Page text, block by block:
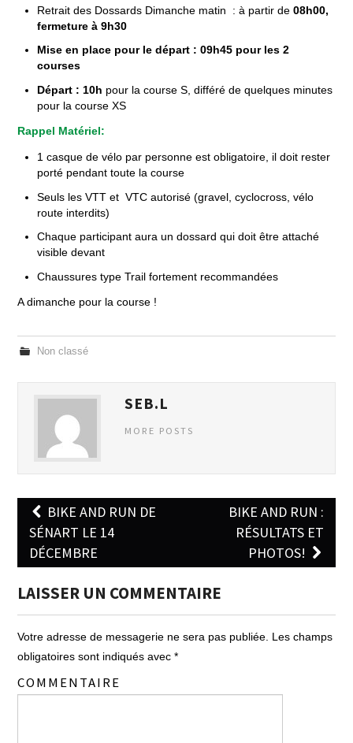
Retrait des Dossards Dimanche matin : à partir de08h00,
fermeture à 9h30
Mise en place pour le départ : 09h45 pour les 2
courses
Départ : 10h pour la course S, différé de quelques minutes
pour la course XS
Rappel Matériel:
1 casque de vélo par personne est obligatoire, il doit rester
porté pendant toute la course
Seuls les VTT et VTC autorisé (gravel, cyclocross, vélo
route interdits)
Chaque participant aura un dossard qui doit être attaché
visible devant
Chaussures type Trail fortement recommandées
A dimanche pour la course !
Non classé
SEB.L
MORE POSTS
Post navigation
BIKE AND RUN DE
SÉNART LE 14
DÉCEMBRE
BIKE AND RUN :
RÉSULTATS ET
PHOTOS!
LAISSER UN COMMENTAIRE
Votre adresse de messagerie ne sera pas publiée. Les champs
obligatoires sont indiqués avec*
COMMENTAIRE